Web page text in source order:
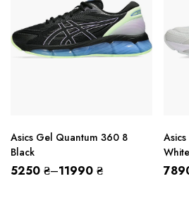
Asics Gel Quantum 360 8
Black
5250 ₴–11990 ₴
White